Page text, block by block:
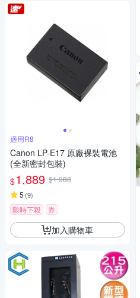
適用R8
Canon LP-E17 原廠裸裝電池
(全新密封包裝)
$1,889 $1,988
5 (9)
限時下殺 券
加入購物車